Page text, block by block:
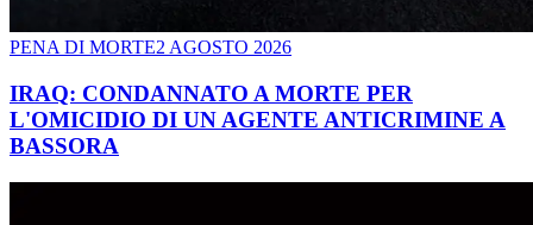
PENA DI MORTE2 AGOSTO 2026
IRAQ: CONDANNATO A MORTE PER
L'OMICIDIO DI UN AGENTE ANTICRIMINE A
BASSORA